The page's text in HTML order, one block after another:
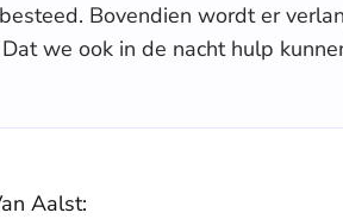
Bovendien wordt er
we ook in de nacht hulp
Aalst: